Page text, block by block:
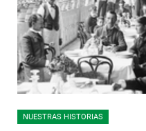
NUESTRAS HISTORIAS